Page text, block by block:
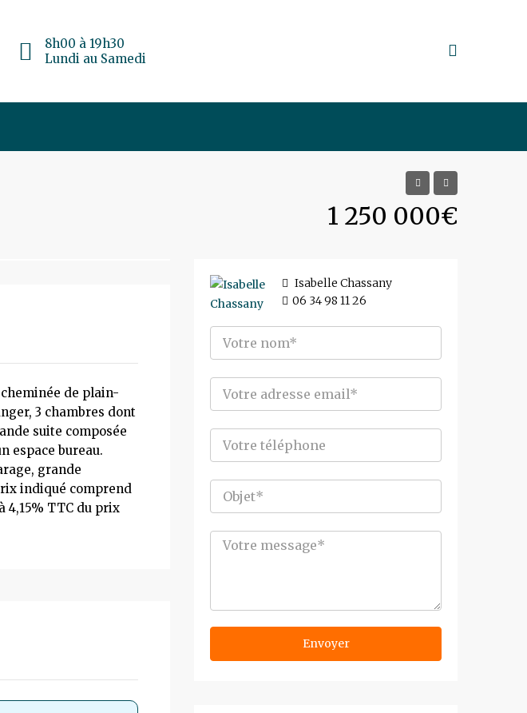
8h00 à 19h30
Lundi au Samedi
1 250 000€
de plain-
3 chambres dont
suite composée
espace bureau.
grande
indiqué comprend
4,15% TTC du prix
Isabelle Chassany
06 34 98 11 26